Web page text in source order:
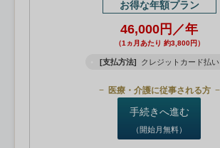
お得な年額プラン
46,000円／年
（1ヵ月あたり 約3,800円）
[支払方法] クレジットカード払い
医療・介護に従事される方
手続きへ進む
（開始月無料）